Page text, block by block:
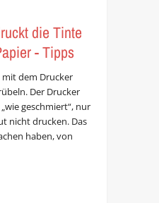
die Tinte
- Tipps
dem Drucker
Der Drucker
geschmiert“, nur
nicht drucken. Das
haben, von